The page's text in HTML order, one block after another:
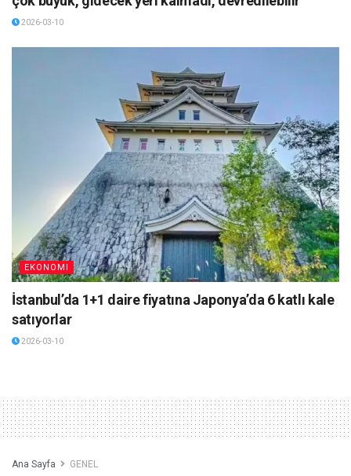
2026-03-10
EKONOMI
İstanbul’da 1+1 daire fiyatına Japonya’da 6 katlı kale
satıyorlar
2026-03-10
Ana Sayfa GENEL